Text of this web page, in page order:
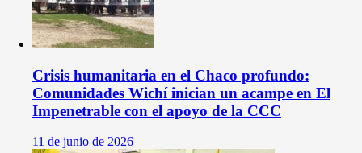
Crisis humanitaria en el Chaco profundo:
Comunidades Wichí inician un acampe en El
Impenetrable con el apoyo de la CCC
11 de junio de 2026